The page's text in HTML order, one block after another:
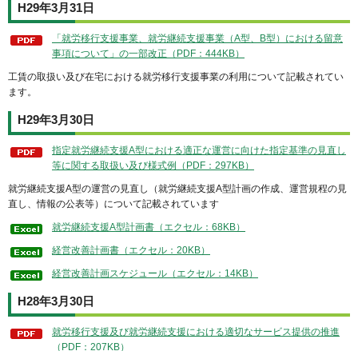
H29年3月31日
「就労移行支援事業、就労継続支援事業（A型、B型）における留意
事項について」の一部改正（PDF：444KB）
工賃の取扱い及び在宅における就労移行支援事業の利用について記載されてい
ます。
H29年3月30日
指定就労継続支援A型における適正な運営に向けた指定基準の見直し
等に関する取扱い及び様式例（PDF：297KB）
就労継続支援A型の運営の見直し（就労継続支援A型計画の作成、運営規程の見
直し、情報の公表等）について記載されています
就労継続支援A型計画書（エクセル：68KB）
経営改善計画書（エクセル：20KB）
経営改善計画スケジュール（エクセル：14KB）
H28年3月30日
就労移行支援及び就労継続支援における適切なサービス提供の推進
（PDF：207KB）